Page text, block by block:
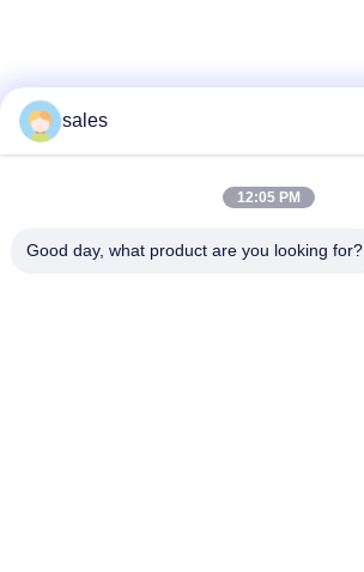
sales
12:05 PM
Good day, what product are you looking for?